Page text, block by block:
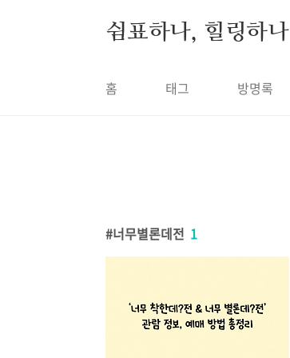
쉼표하나, 힐링하나
홈 태그 방명록
너무별론데전 1